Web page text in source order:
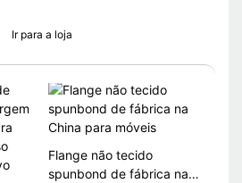
Ir para a loja
Flange não tecido
spunbond de fábrica na